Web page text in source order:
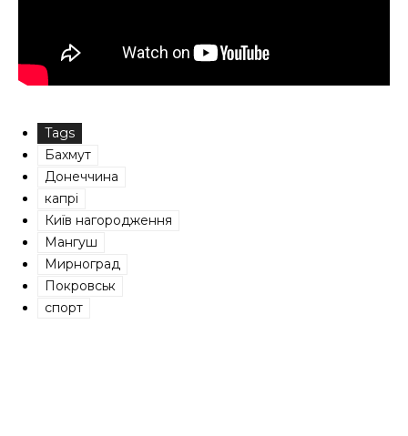
Tags
Бахмут
Донеччина
капрі
Київ нагородження
Мангуш
Мирноград
Покровськ
спорт